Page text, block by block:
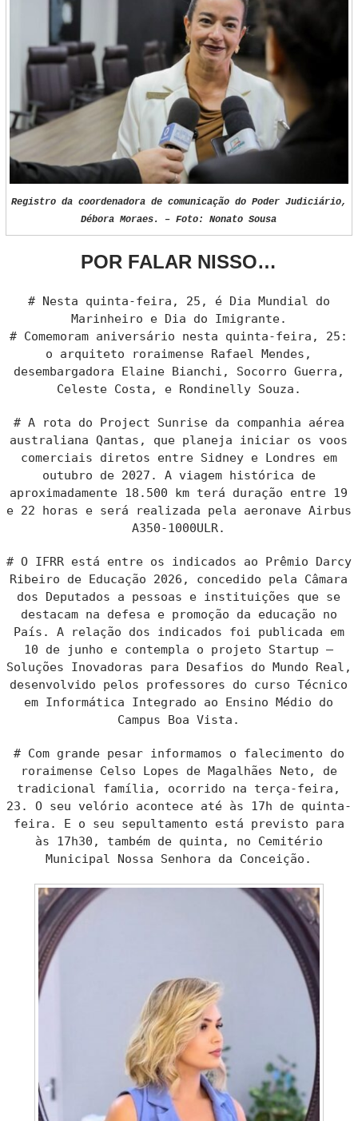
Registro da coordenadora de comunicação do Poder Judiciário,
Débora Moraes. – Foto: Nonato Sousa
POR FALAR NISSO…
# Nesta quinta-feira, 25, é Dia Mundial do
Marinheiro e Dia do Imigrante.
# Comemoram aniversário nesta quinta-feira, 25:
o arquiteto roraimense Rafael Mendes,
desembargadora Elaine Bianchi, Socorro Guerra,
Celeste Costa, e Rondinelly Souza.
# A rota do Project Sunrise da companhia aérea
australiana Qantas, que planeja iniciar os voos
comerciais diretos entre Sidney e Londres em
outubro de 2027. A viagem histórica de
aproximadamente 18.500 km terá duração entre 19
e 22 horas e será realizada pela aeronave Airbus
A350-1000ULR.
# O IFRR está entre os indicados ao Prêmio Darcy
Ribeiro de Educação 2026, concedido pela Câmara
dos Deputados a pessoas e instituições que se
destacam na defesa e promoção da educação no
País. A relação dos indicados foi publicada em
10 de junho e contempla o projeto Startup –
Soluções Inovadoras para Desafios do Mundo Real,
desenvolvido pelos professores do curso Técnico
em Informática Integrado ao Ensino Médio do
Campus Boa Vista.
# Com grande pesar informamos o falecimento do
roraimense Celso Lopes de Magalhães Neto, de
tradicional família, ocorrido na terça-feira,
23. O seu velório acontece até às 17h de quinta-
feira. E o seu sepultamento está previsto para
às 17h30, também de quinta, no Cemitério
Municipal Nossa Senhora da Conceição.